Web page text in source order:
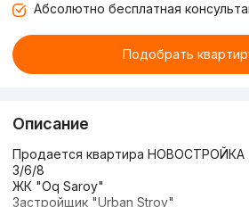
Абсолютно бесплатная
Подобрать
Описание
Продается квартира НОВОСТРОЙКА
3/6/8
ЖК "Oq Saroy"
Застройщик "Urban Stroy"